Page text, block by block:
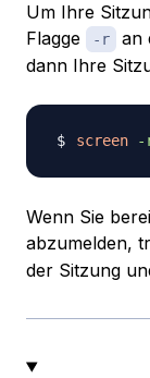
Um Ihre
Flagge
-r an
dann Ihre
screen -
Wenn Sie
abzumelden,
der Sitzung